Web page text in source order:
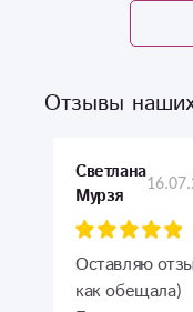
Отзывы
Светлана
Мурзя
Оставляю
как обещала)